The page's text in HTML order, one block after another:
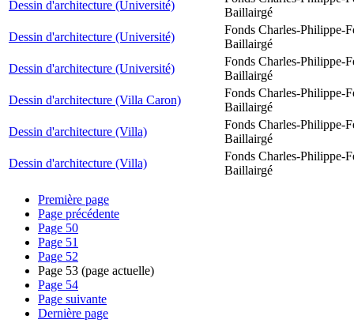
Dessin d'architecture (Université)
Baillairgé
Dessin d'architecture (Université)
Fonds Charles-Philippe-
Baillairgé
Dessin d'architecture (Université)
Fonds Charles-Philippe-
Baillairgé
Dessin d'architecture (Villa Caron)
Fonds Charles-Philippe-
Baillairgé
Dessin d'architecture (Villa)
Fonds Charles-Philippe-
Baillairgé
Dessin d'architecture (Villa)
Fonds Charles-Philippe-
Baillairgé
Première page
Page précédente
Page 50
Page 51
Page 52
Page 53 (page actuelle)
Page 54
Page suivante
Dernière page